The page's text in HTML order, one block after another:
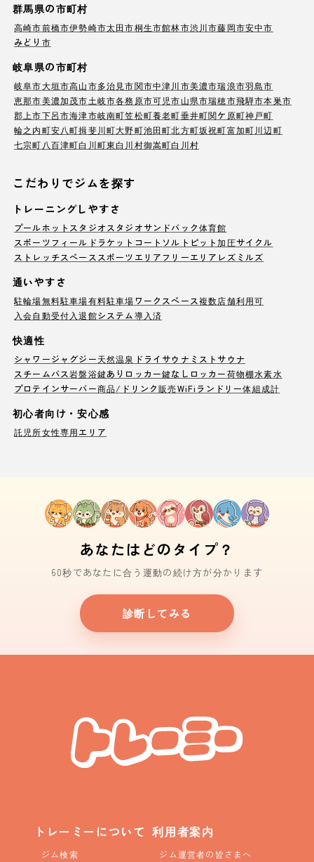
群馬県の市町村
高崎市前橋市伊勢崎市太田市桐生市館林市渋川市藤岡市安中市
みどり市
岐阜県の市町村
岐阜市大垣市高山市多治見市関市中津川市美濃市瑞浪市羽島市
恵那市美濃加茂市土岐市各務原市可児市山県市瑞穂市飛騨市本巣市
郡上市下呂市海津市岐南町笠松町養老町垂井町関ケ原町神戸町
輪之内町安八町揖斐川町大野町池田町北方町坂祝町富加町川辺町
七宗町 八百津町白川町東白川村御嵩町白川村
こだわりでジムを探す
トレーニングしやすさ
プールホットスタジオ スタジオサンドバック体育館
スポーツフィールド ラケットコート ソルトピット加圧サイクル
ストレッチスペース スポーツエリア フリーエリア レズミルズ
通いやすさ
駐輪場無料駐車場有料駐車場ワークスペース複数店舗利用可
入会自動受付 入退館システム導入済
快適性
シャワージャグジー天然温泉 ドライサウナ ミストサウナ
スチームバス岩盤浴鍵ありロッカー鍵なしロッカー荷物棚水素水
プロテインサーバー商品/ドリンク販売WiFi ランドリー体組成計
初心者向け・安心感
託児所女性専用エリア
あなたはどのタイプ？
60秒であなたに合う運動の続け方が分かります
診断してみる
トレーミーについて
ジム検索
利用者案内
ジム運営者の皆さまへ